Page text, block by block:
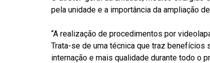
pela unidade e a importância da ampliação
“A realização de procedimentos por
Trata-se de uma técnica que traz benefícios
internação e mais qualidade durante todo o